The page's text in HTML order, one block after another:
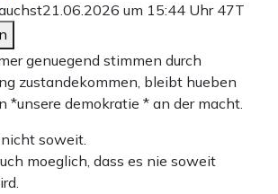
21.06.2026 um 15:44 Uhr 47T
genuegend stimmen durch
zustandekommen, bleibt hueben
*unsere demokratie * an der macht.
soweit.
moeglich, dass es nie soweit